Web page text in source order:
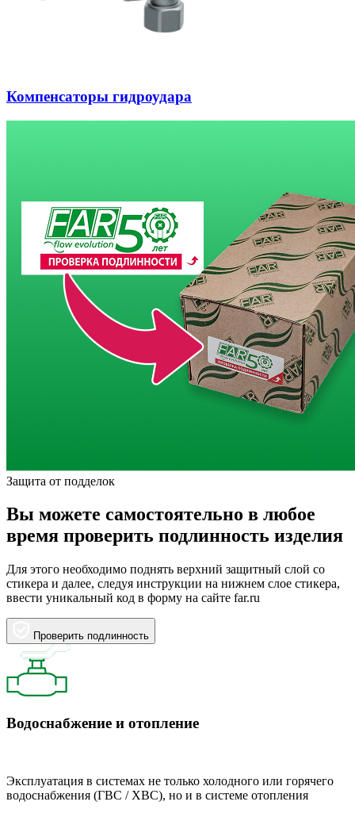
Компенсаторы гидроудара
Защита от подделок
Вы можете самостоятельно в любое
время проверить подлинность изделия
Для этого необходимо поднять верхний защитный слой со
стикера и далее, следуя инструкции на нижнем слое стикера,
ввести уникальный код в форму на сайте far.ru
Проверить подлинность
Водоснабжение и отопление
Эксплуатация в системах не только холодного или горячего
водоснабжения (ГВС / ХВС), но и в системе отопления